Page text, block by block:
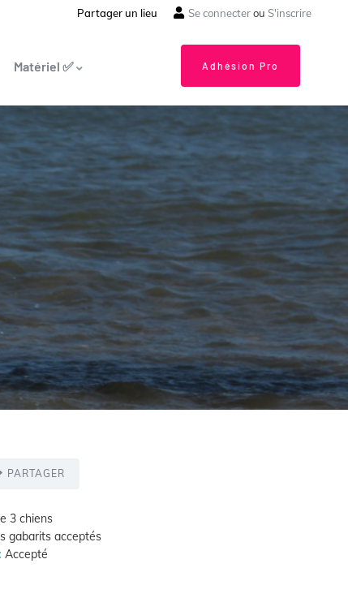
Partager un lieu Se connecterou S'inscrire
Matériel ✅ Adhésion Pro
PARTAGER
3 chiens
gabarits acceptés
Accepté